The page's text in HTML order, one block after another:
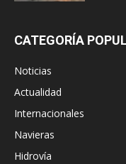
CATEGORÍA
Noticias
Actualidad
Internacionales
Navieras
Hidrovía